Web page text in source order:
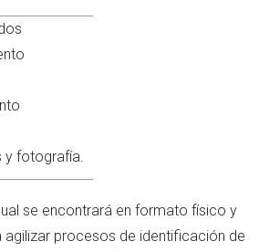
y fotografía.
se encontrará en formato físico y
agilizar procesos de identificación de